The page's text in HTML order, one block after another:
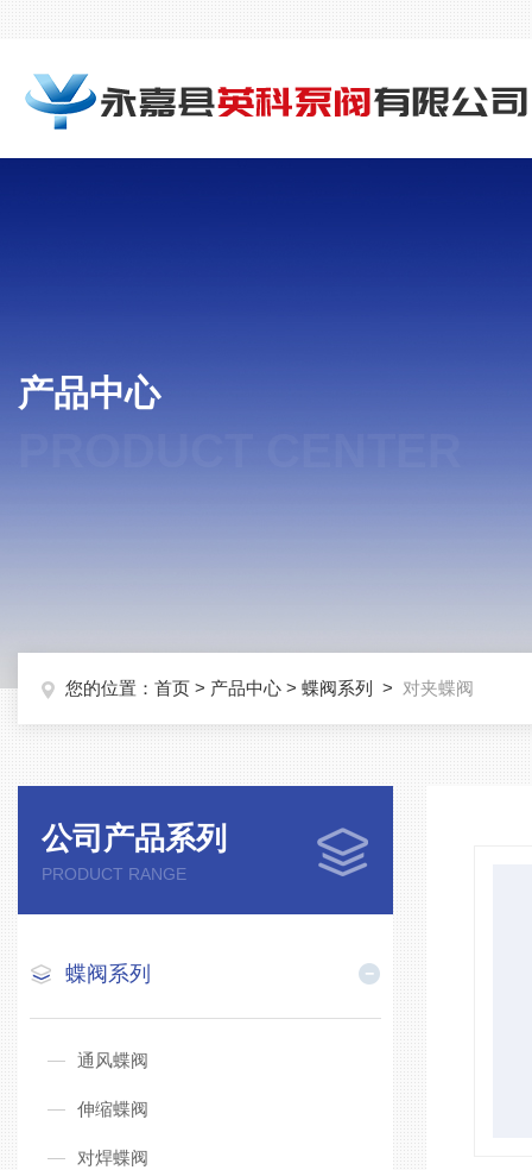
产品中心
您的位置： 首页 > 产品中心 > 蝶阀系列 > 对夹蝶阀
公司产品系列
PRODUCT RANGE
蝶阀系列
通风蝶阀
伸缩蝶阀
对焊蝶阀